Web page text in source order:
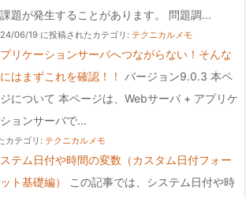
題が発生することがあります。 問題調...
06/19 に投稿されたカテゴリ: テクニカルメモ
リケーションサーバへつながらない！そんな
はまずこれを確認！！ バージョン9.0.3 本ペ
について 本ページは、Webサーバ + アプリケ
ョンサーバで...
カテゴリ: テクニカルメモ
テム日付や時間の変数（カスタム日付フォー
ト基礎編）
この記事では、システム日付や時